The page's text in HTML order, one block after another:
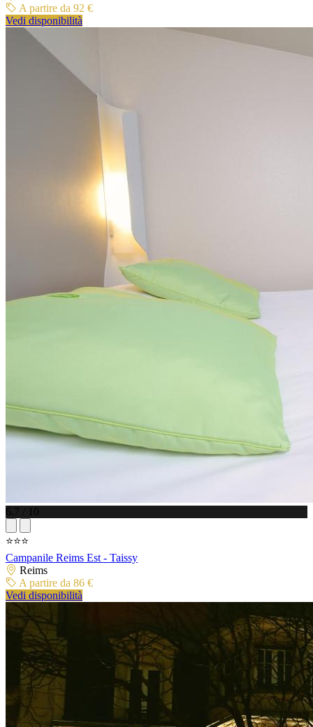
A partire da 92 €
Vedi disponibilità
6.7 / 10
⭐⭐⭐
Campanile Reims Est - Taissy
Reims
A partire da 86 €
Vedi disponibilità